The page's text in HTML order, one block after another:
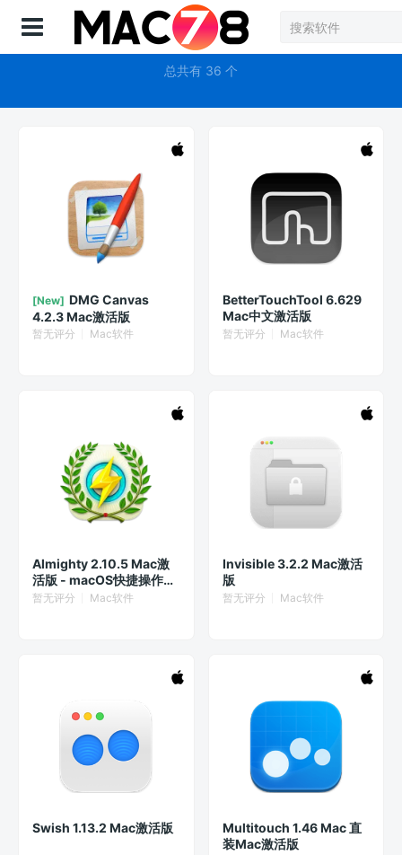
登录
系统增强
总共有 36 个
[New] DMG Canvas
4.2.3 Mac激活版
暂无评分 Mac软件
BetterTouchTool 6.629
Mac中文激活版
暂无评分 Mac软件
Almighty 2.10.5 Mac激
活版 - macOS快捷操作增
强工具
暂无评分 Mac软件
Invisible 3.2.2 Mac激活
版
暂无评分 Mac软件
Swish 1.13.2 Mac激活版
Multitouch 1.46 Mac 直
装Mac激活版